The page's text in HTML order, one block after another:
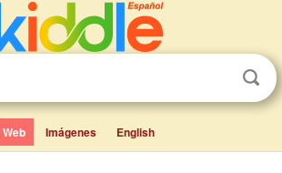
Web Imágenes English